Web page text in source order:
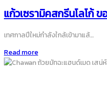
แก้วเซรามิคสกรีนโลโก้
เทศกาลปีใหม่กำลังใกล้เข้ามาแล้…
Read more